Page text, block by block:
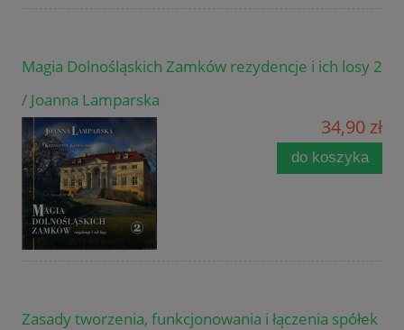
Magia Dolnośląskich Zamków rezydencje i ich losy 2
/ Joanna Lamparska
34,90 zł
do koszyka
Zasady tworzenia, funkcjonowania i łączenia spółek